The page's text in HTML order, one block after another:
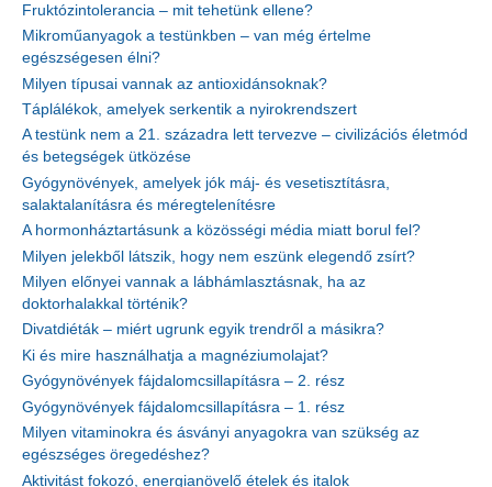
Fruktózintolerancia – mit tehetünk ellene?
Mikroműanyagok a testünkben – van még értelme
egészségesen élni?
Milyen típusai vannak az antioxidánsoknak?
Táplálékok, amelyek serkentik a nyirokrendszert
A testünk nem a 21. századra lett tervezve – civilizációs életmód
és betegségek ütközése
Gyógynövények, amelyek jók máj- és vesetisztításra,
salaktalanításra és méregtelenítésre
A hormonháztartásunk a közösségi média miatt borul fel?
Milyen jelekből látszik, hogy nem eszünk elegendő zsírt?
Milyen előnyei vannak a lábhámlasztásnak, ha az
doktorhalakkal történik?
Divatdiéták – miért ugrunk egyik trendről a másikra?
Ki és mire használhatja a magnéziumolajat?
Gyógynövények fájdalomcsillapításra – 2. rész
Gyógynövények fájdalomcsillapításra – 1. rész
Milyen vitaminokra és ásványi anyagokra van szükség az
egészséges öregedéshez?
Aktivitást fokozó, energianövelő ételek és italok